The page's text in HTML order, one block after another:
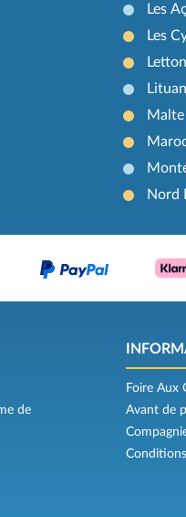
Les
Les
Malte
Nord
de
Foire Aux
Avant de